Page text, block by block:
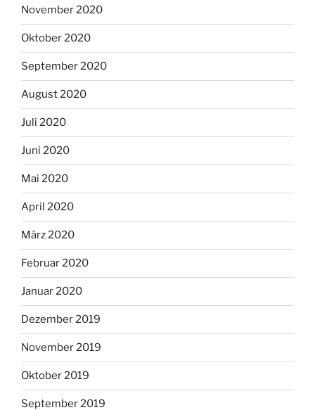
November 2020
Oktober 2020
September 2020
August 2020
Juli 2020
Juni 2020
Mai 2020
April 2020
März 2020
Februar 2020
Januar 2020
Dezember 2019
November 2019
Oktober 2019
September 2019